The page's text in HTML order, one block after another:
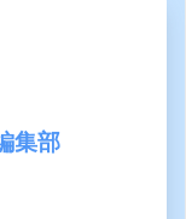
集部